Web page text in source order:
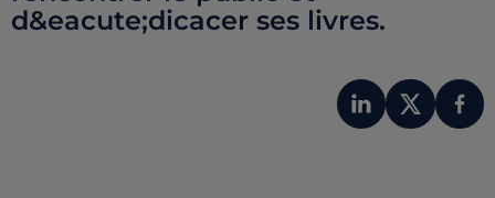
d&eacute;dicacer ses livres.